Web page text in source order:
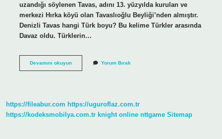
uzandığı söylenen Tavas, adını 13. yüzyılda kurulan ve
merkezi Hırka köyü olan Tavaslıoğlu Beyliği’nden almıştır.
Denizli Tavas hangi Türk boyu? Bu kelime Türkler arasında
Davaz oldu. Türklerin…
Devamını okuyunDenizli
Yorum Bırak
https://fileabur.com https://uguroflaz.com.tr
https://kodeksmobilya.com.tr knight online nttgame Sitemap